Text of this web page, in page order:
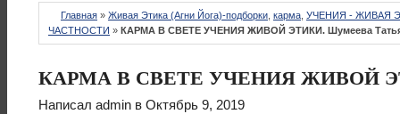
Главная » Живая Этика (Агни Йога)-подборки карма УЧЕНИЯ - ЖИВАЯ
ЧАСТНОСТИ » КАРМА В СВЕТЕ УЧЕНИЯ ЖИВОЙ ЭТИКИ. Шумеева
КАРМА В СВЕТЕ УЧЕНИЯ ЖИВОЙ
Написал admin в Октябрь 9, 2019